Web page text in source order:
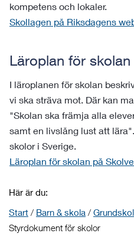
kompetens och lokaler.
Skollagen på Riksdagens
Läroplan för skolan
I läroplanen för skolan
vi ska sträva mot. Där kan
"Skolan ska främja alla
samt en livslång lust att
skolor i Sverige.
Läroplan för skolan på
Här är du:
Start / Barn & skola /
Styrdokument för skolor